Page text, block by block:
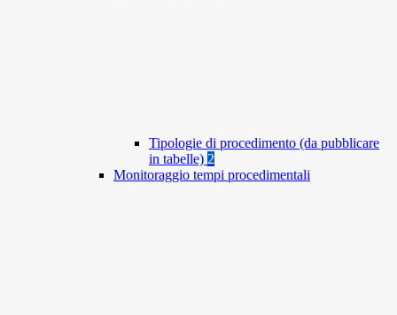
Tipologie di procedimento (da pubblicare
in tabelle) 2
Monitoraggio tempi procedimentali